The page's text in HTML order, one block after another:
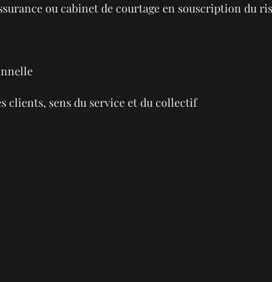
ou cabinet de courtage en souscription du
clients, sens du service et du collectif